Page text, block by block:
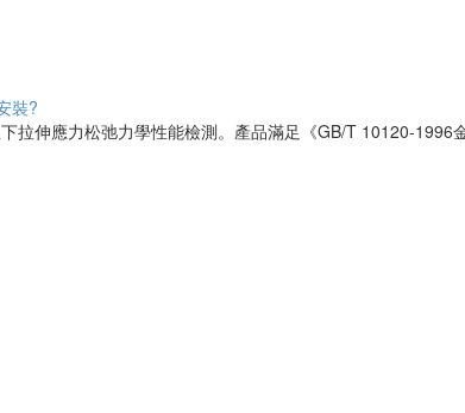
裝?
拉伸應力松弛力學性能檢測。產品滿足《GB/T 10120-1996